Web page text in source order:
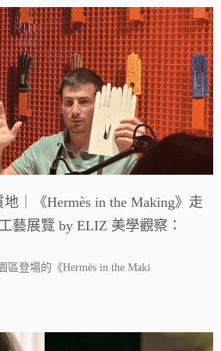
｜《Hermès in the Making》走
藝展覽 by ELIZ 美學觀察：
區登場的《Hermès in the Maki